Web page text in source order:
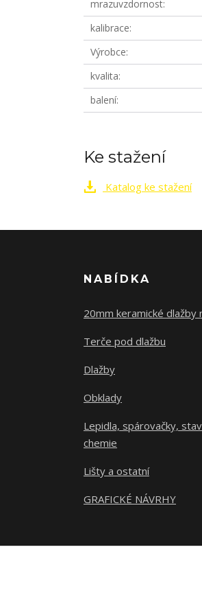
mrazuvzdornost
kalibrace
Výrobce
kvalita
balení
Ke stažení
Katalog ke stažení
NABÍDKA
20mm keramické dlažby
Terče pod dlažbu
Dlažby
Obklady
Lepidla, spárovačky,
chemie
Lišty a ostatní
GRAFICKÉ NÁVRHY